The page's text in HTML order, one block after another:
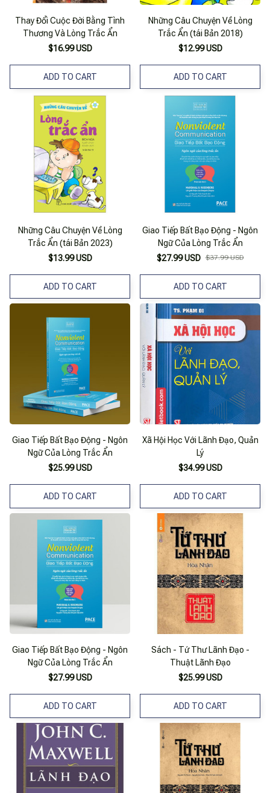
Thay Đổi Cuộc Đời Bằng Tình
Thương Và Lòng Trắc Ẩn
$16.99 USD
ADD TO CART
Những Câu Chuyện Về Lòng
Trắc Ẩn (tái Bản 2018)
$12.99 USD
ADD TO CART
Những Câu Chuyện Về Lòng
Trắc Ẩn (tái Bản 2023)
$13.99 USD
ADD TO CART
Giao Tiếp Bất Bạo Động - Ngôn
Ngữ Của Lòng Trắc Ẩn
$27.99 USD $37.99 USD
ADD TO CART
Giao Tiếp Bất Bạo Động - Ngôn
Ngữ Của Lòng Trắc Ẩn
$25.99 USD
ADD TO CART
Xã Hội Học Với Lãnh Đạo, Quản
Lý
$34.99 USD
ADD TO CART
Giao Tiếp Bất Bạo Động - Ngôn
Ngữ Của Lòng Trắc Ẩn
$27.99 USD
ADD TO CART
Sách - Tứ Thư Lãnh Đạo -
Thuật Lãnh Đạo
$25.99 USD
ADD TO CART